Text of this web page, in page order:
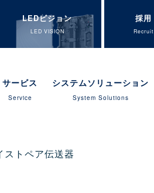
LEDビジョン
LED VISION
採用
Recruit
サービス
Service
システムソリューション
System Solutions
ストペア伝送器